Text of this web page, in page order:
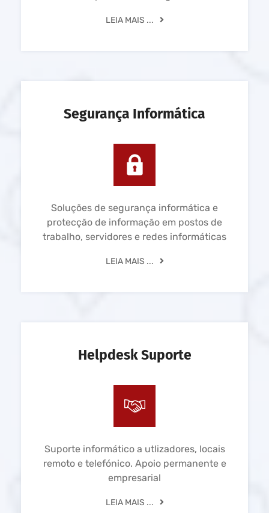
LEIA MAIS ...
Segurança Informática
Soluções de segurança informática e
protecção de informação em postos de
trabalho, servidores e redes informáticas
LEIA MAIS ...
Helpdesk Suporte
Suporte informático a utlizadores, locais
remoto e telefónico. Apoio permanente e
empresarial
LEIA MAIS ...